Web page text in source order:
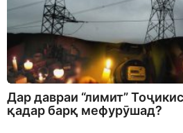
Дар давраи “лимит”
қадар барқ мефурӯшад?